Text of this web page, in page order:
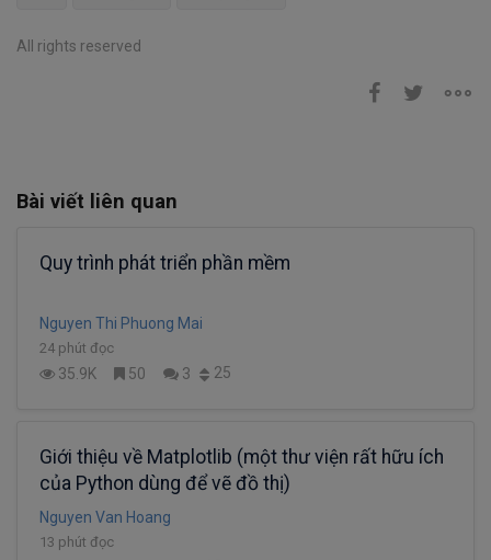
All rights reserved
Bài viết liên quan
Quy trình phát triển phần mềm
Nguyen Thi Phuong Mai
24 phút đọc
35.9K 50 3 25
Giới thiệu về Matplotlib (một thư viện rất hữu ích
của Python dùng để vẽ đồ thị)
Nguyen Van Hoang
13 phút đọc